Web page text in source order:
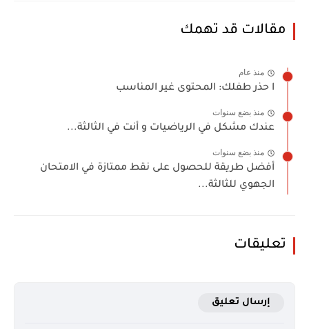
مقالات قد تهمك
منذ عام
ا حذر طفلك: المحتوى غير المناسب
منذ بضع سنوات
عندك مشكل في الرياضيات و أنت في الثالثة...
منذ بضع سنوات
أفضل طريقة للحصول على نقط ممتازة في الامتحان
الجهوي للثالثة...
تعليقات
إرسال تعليق